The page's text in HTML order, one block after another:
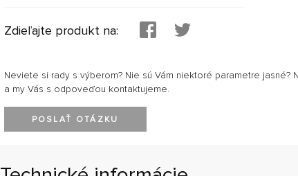
Zdieľajte produkt na:
Neviete si rady s výberom? Nie sú Vám niektoré parametre jasné?
a my Vás s odpoveďou kontaktujeme.
POSLAŤ OTÁZKU